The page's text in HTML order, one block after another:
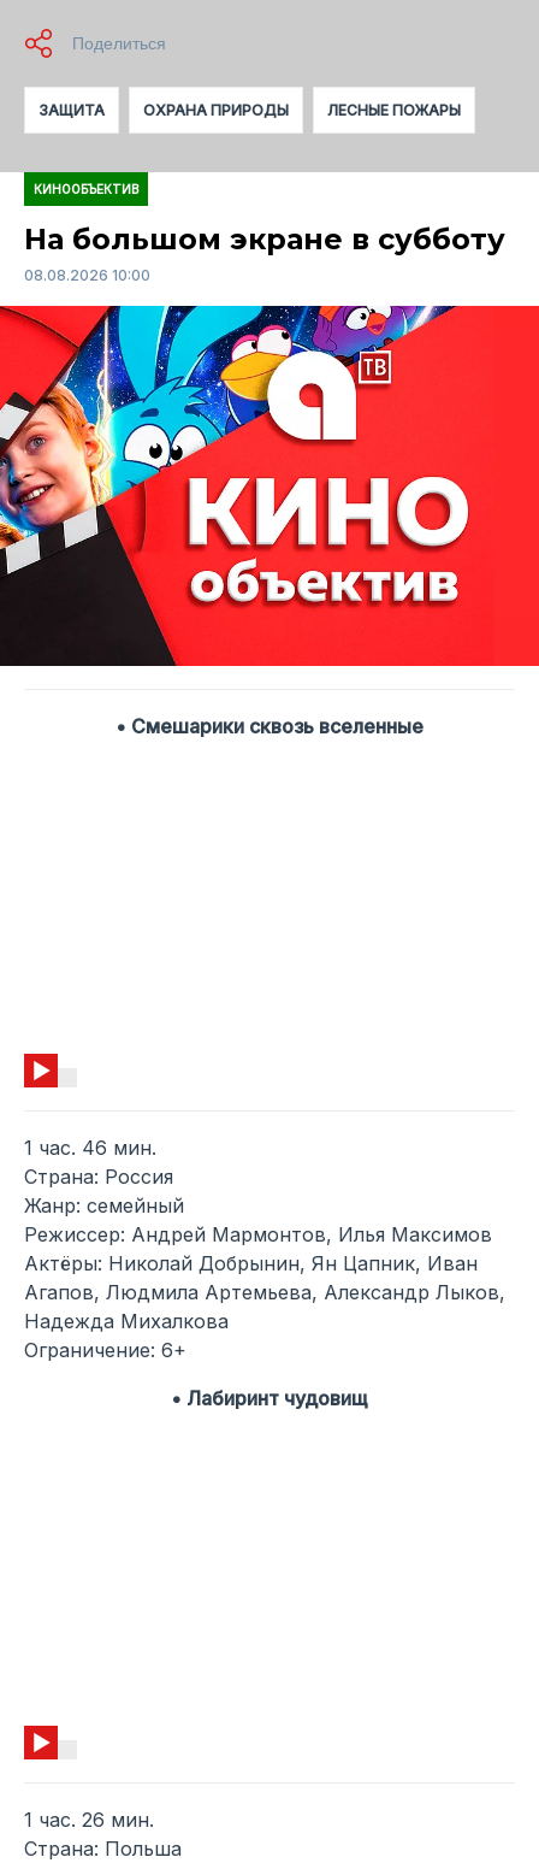
ЗАЩИТА ОХРАНА ПРИРОДЫ ЛЕСНЫЕ ПОЖАРЫ
КИНООБЪЕКТИВ
На большом экране в субботу
08.08.2026 10:00
• Смешарики сквозь вселенные
1 час. 46 мин.
Страна: Россия
Жанр: семейный
Режиссер: Андрей Мармонтов, Илья Максимов
Актёры: Николай Добрынин, Ян Цапник, Иван
Агапов, Людмила Артемьева, Александр Лыков,
Надежда Михалкова
Ограничение: 6+
• Лабиринт чудовищ
1 час. 26 мин.
Страна: Польша